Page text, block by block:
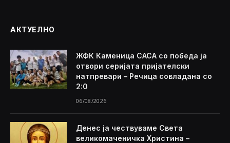
АКТУЕЛНО
ЖФК Каменица САСА со победа ја
отвори серијата пријателски
натпревари – Речица совладана со
2:0
06/08/2026
Денес ја чествуваме Света
великомаченичка Христина –